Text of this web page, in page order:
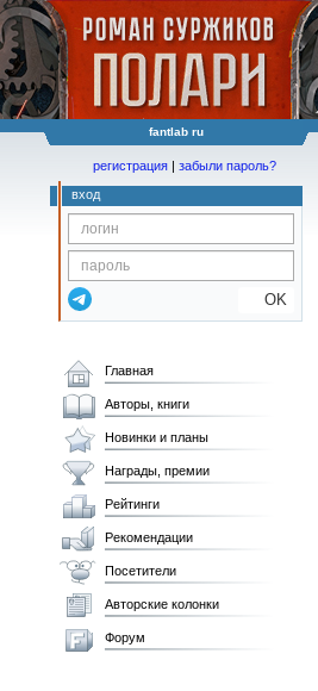
fantlab ru
регистрация | забыли пароль?
вход
OK
Главная
Авторы, книги
Новинки и планы
Награды, премии
Рейтинги
Рекомендации
Посетители
Авторские колонки
Форум